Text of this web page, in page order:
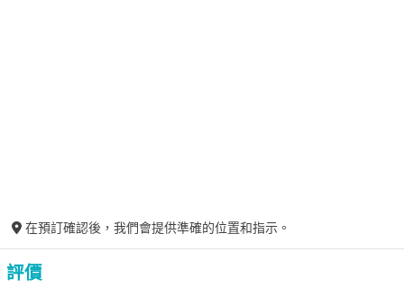
在預訂確認後，我們會提供準確的位置和指示。
評價